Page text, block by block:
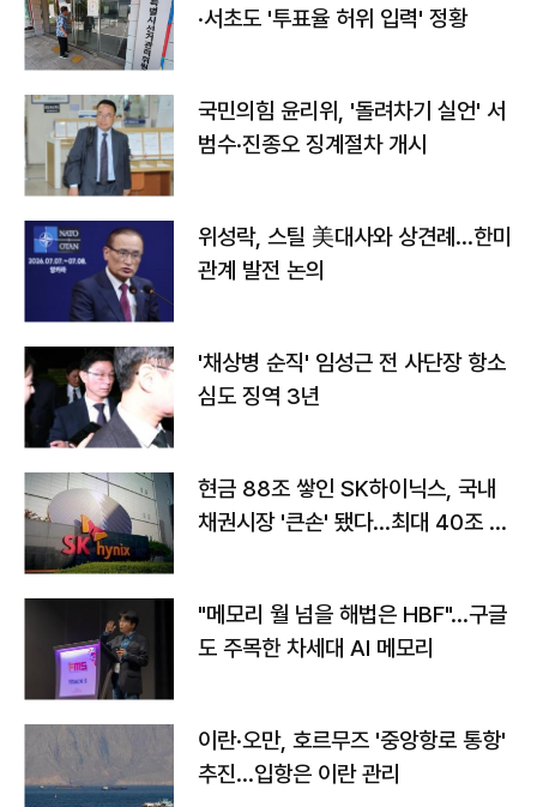
·서초도 '투표율 허위 입력' 정황
국민의힘 윤리위, '돌려차기 실언' 서
범수·진종오 징계절차 개시
위성락, 스틸 美대사와 상견례…한미
관계 발전 논의
'채상병 순직' 임성근 전 사단장 항소
심도 징역 3년
현금 88조 쌓인 SK하이닉스, 국내
채권시장 '큰손' 됐다…최대 40조 투
"메모리 월 넘을 해법은 HBF"…구글
도 주목한 차세대 AI 메모리
이란·오만, 호르무즈 '중앙항로 통항'
추진…입항은 이란 관리